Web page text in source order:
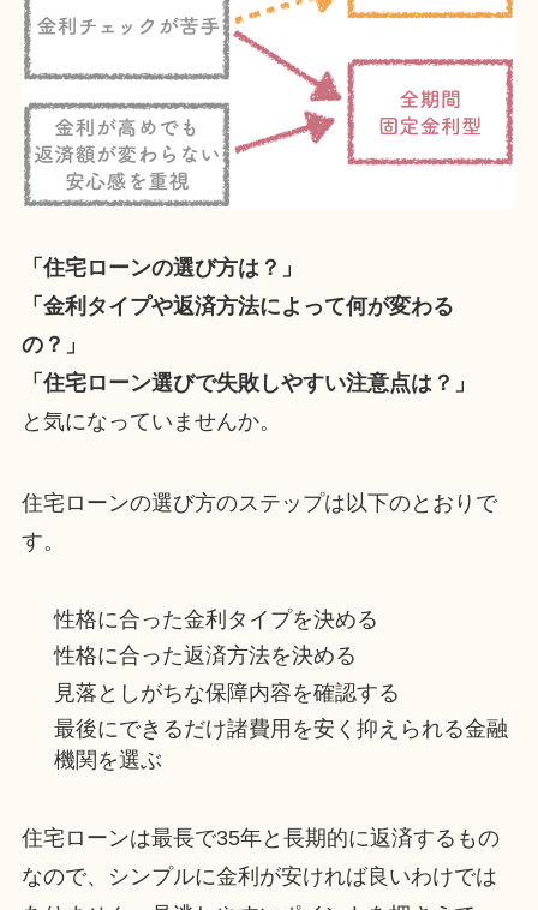
「住宅ローンの選び方は？」
「金利タイプや返済方法によって何が変わる
の？」
「住宅ローン選びで失敗しやすい注意点は？」
と気になっていませんか。
住宅ローンの選び方のステップは以下のとおりで
す。
性格に合った金利タイプを決める
性格に合った返済方法を決める
見落としがちな保障内容を確認する
最後にできるだけ諸費用を安く抑えられる金融
機関を選ぶ
住宅ローンは最長で35年と長期的に返済するもの
なので、シンプルに金利が安ければ良いわけでは